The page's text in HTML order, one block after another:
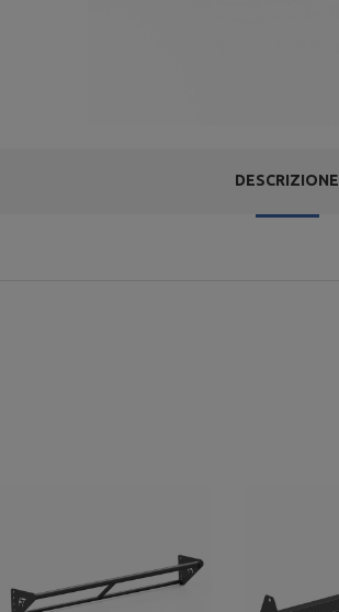
DESCRIZIONE